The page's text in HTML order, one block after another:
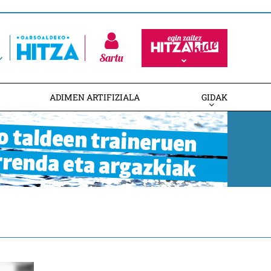
Sartu
ADIMEN ARTIFIZIALA GIDAK